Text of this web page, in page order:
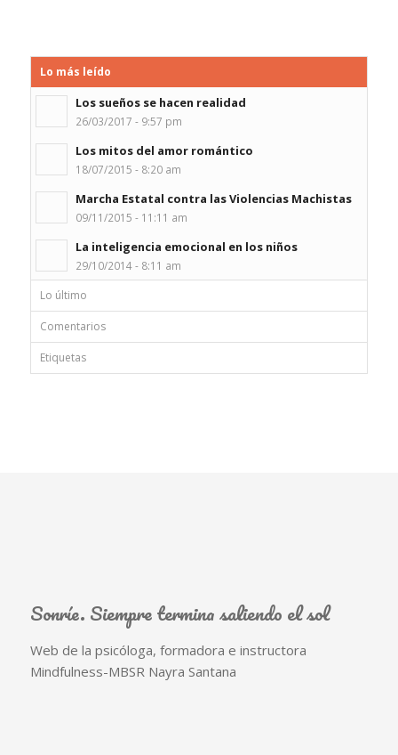
Lo más leído
Los sueños se hacen realidad
26/03/2017 - 9:57 pm
Los mitos del amor romántico
18/07/2015 - 8:20 am
Marcha Estatal contra las Violencias Machistas
09/11/2015 - 11:11 am
La inteligencia emocional en los niños
29/10/2014 - 8:11 am
Lo último
Comentarios
Etiquetas
Sonríe. Siempre termina saliendo el sol
Web de la psicóloga, formadora e instructora
Mindfulness-MBSR Nayra Santana